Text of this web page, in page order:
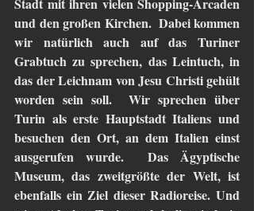
Stadt mit ihren vielen Shopping-Arcaden
und den großen Kirchen.  Dabei kommen
wir natürlich auch auf das Turiner
Grabtuch zu sprechen, das Leintuch, in
das der Leichnam von Jesu Christi gehült
worden sein soll.  Wir sprechen über
Turin als erste Hauptstadt Italiens und
besuchen den Ort, an dem Italien einst
ausgerufen wurde.  Das Ägyptische
Museum, das zweitgrößte der Welt, ist
ebenfalls ein Ziel dieser Radioreise. Und